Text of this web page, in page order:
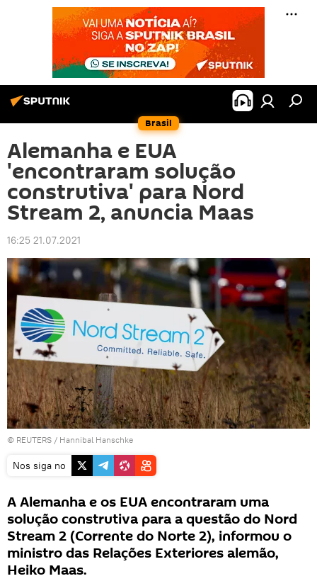
Brasil
Alemanha e EUA
'encontraram solução
construtiva' para Nord
Stream 2, anuncia Maas
16:25 21.07.2021
© REUTERS / Hannibal Hanschke
Nos siga no
A Alemanha e os EUA encontraram uma
solução construtiva para a questão do Nord
Stream 2 (Corrente do Norte 2), informou o
ministro das Relações Exteriores alemão,
Heiko Maas.